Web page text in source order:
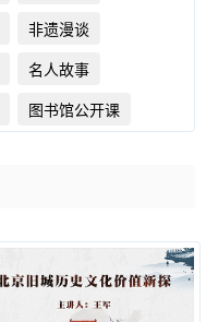
非遗漫谈
名人故事
图书馆公开课